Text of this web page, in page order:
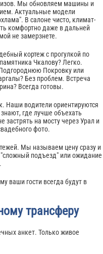
Мы обновляем машины и
Актуальные модели
В салоне чисто, климат-
комфортно даже в дальней
не замерзнете.
кортеж с прогулкой по
Чкалову? Легко.
Покровку или
Без проблем. Встреча
Всегда готовы.
Наши водители ориентируются
где лучше объехать
застрять на мосту через Урал и
фото.
Мы называем цену сразу и
подъезд" или ожидание
ваши гости всегда будут в
трансферу
анкет. Только живое